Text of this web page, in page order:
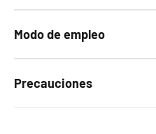
Modo de empleo
Precauciones